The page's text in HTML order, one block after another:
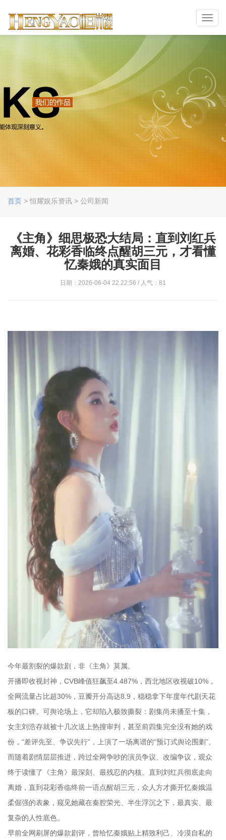
首页 > 恒耀娱乐资讯 > 公司新闻
《主角》细思极恐大结局：直到刘红兵
离婚、花彩香临终点醒胡三元，才看懂
忆秦娥的真实面目
日期：2026-06-04 22:22:56 / 人气：81
今年最割裂的爆款剧，非《主角》莫属。
开播即收视封神，CVB峰值狂飙至4.487%，西北地区收视破10%，
全网流量占比超30%，豆瓣开分高达8.9，稳稳拿下年度年代剧天花
板的口碑。可舆论场上，它却陷入极致撕裂：剧集尚未播至十集，
女主刘浩存就被十几次送上热搜审判，甚至前四集完全没有她的戏
份，“差评先至、争议先行”，上演了一场离谱的“预订式舆论围剿”。
而随着剧情层层推进，跨过全网争吵的演员争议、改编争议，观众
终于读懂了《主角》最深刻、最残忍的内核。直到刘红兵彻底走向
离婚，直到花彩香临终前一语点醒胡三元，众人方才撕开忆秦娥温
柔倔强的表象，窥见她藏在秦腔荣光、半生浮沉之下，最真实、最
复杂的人性底色。
早前全网刷屏的爆款剧评，曾给忆秦娥贴上精致利己、冷漠自私的